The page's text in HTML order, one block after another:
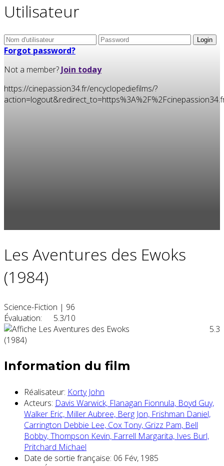
Utilisateur
Forgot password?
Not a member? Join today
https://cinepassion34.fr/encyclopediefilms/?
Les Aventures des Ewoks
(1984)
Science-Fiction | 96
Évaluation:
5.3/10
5.3
Information du film
Réalisateur: Korty John
Acteurs: Davis Warwick, Flanagan Fionnula, Boyd Guy,
Walker Eric, Miller Aubree, Berg Jon, Frishman Daniel,
Carrington Debbie Lee, Cox Tony, Grizz Pam, Bell
Bobby,Thompson Kevin, Farrell Margarita, Ives Burl,
Pritchard Michael
Date de sortie française: 06 Fév, 1985